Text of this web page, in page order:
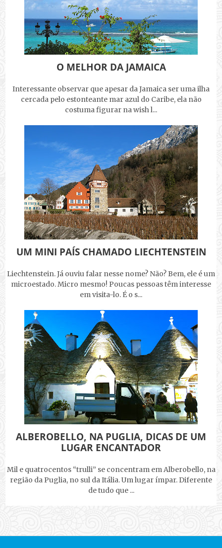
O MELHOR DA JAMAICA
Interessante observar que apesar da Jamaica ser uma ilha
cercada pelo estonteante mar azul do Caribe, ela não
costuma figurar na wish l...
UM MINI PAÍS CHAMADO LIECHTENSTEIN
Liechtenstein. Já ouviu falar nesse nome? Não? Bem, ele é um
microestado. Micro mesmo! Poucas pessoas têm interesse
em visita-lo. É o s...
ALBEROBELLO, NA PUGLIA, DICAS DE UM
LUGAR ENCANTADOR
Mil e quatrocentos “trulli” se concentram em Alberobello, na
região da Puglia, no sul da Itália. Um lugar ímpar. Diferente
de tudo que ...